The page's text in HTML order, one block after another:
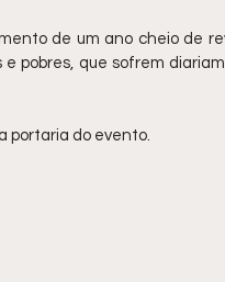
de um ano cheio de
e pobres, que sofrem
portaria do evento.